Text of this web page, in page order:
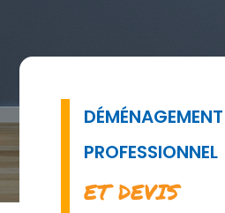
DÉMÉNAGEMENT
PROFESSIONNEL
ET DEVIS